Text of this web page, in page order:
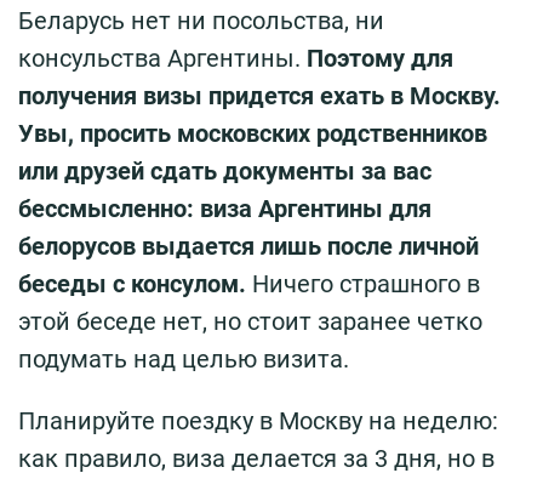
Беларусь нет ни посольства, ни
консульства Аргентины. Поэтому для
получения визы придется ехать в Москву.
Увы, просить московских родственников
или друзей сдать документы за вас
бессмысленно: виза Аргентины для
белорусов выдается лишь после личной
беседы с консулом. Ничего страшного в
этой беседе нет, но стоит заранее четко
подумать над целью визита.
Планируйте поездку в Москву на неделю:
как правило, виза делается за 3 дня, но в